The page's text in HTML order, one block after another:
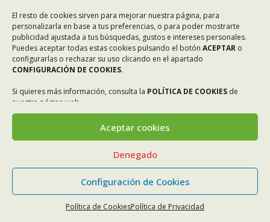
El resto de cookies sirven para mejorar nuestra página, para
personalizarla en base a tus preferencias, o para poder mostrarte
publicidad ajustada a tus búsquedas, gustos e intereses personales.
Puedes aceptar todas estas cookies pulsando el botón ACEPTAR o
configurarlas o rechazar su uso clicando en el apartado
CONFIGURACIÓN DE COOKIES.
Si quieres más información, consulta la POLÍTICA DE COOKIES de
nuestra página web.
Aceptar cookies
Denegado
Configuración de Cookies
Política de CookiesPolítica de Privacidad